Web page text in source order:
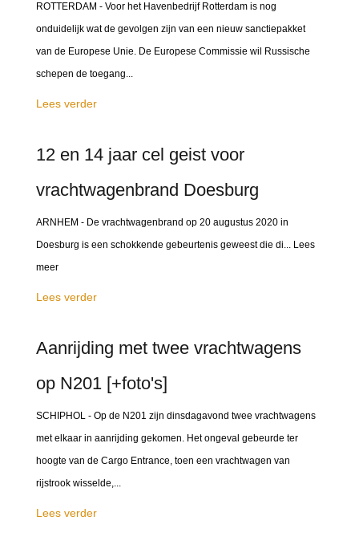
ROTTERDAM - Voor het Havenbedrijf Rotterdam is nog
onduidelijk wat de gevolgen zijn van een nieuw sanctiepakket
van de Europese Unie. De Europese Commissie wil Russische
schepen de toegang...
Lees verder
12 en 14 jaar cel geist voor
vrachtwagenbrand Doesburg
ARNHEM - De vrachtwagenbrand op 20 augustus 2020 in
Doesburg is een schokkende gebeurtenis geweest die di... Lees
meer
Lees verder
Aanrijding met twee vrachtwagens
op N201 [+foto's]
SCHIPHOL - Op de N201 zijn dinsdagavond twee vrachtwagens
met elkaar in aanrijding gekomen. Het ongeval gebeurde ter
hoogte van de Cargo Entrance, toen een vrachtwagen van
rijstrook wisselde,...
Lees verder